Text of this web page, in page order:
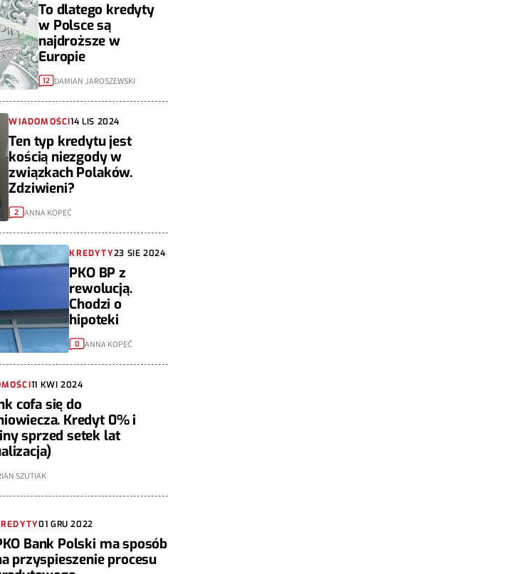
To dlatego kredyty
w Polsce są
najdroższe w
Europie
12 DAMIAN JAROSZEWSKI
WIADOMOŚCI14 LIS 2024
Ten typ kredytu jest
kością niezgody w
związkach Polaków.
Zdziwieni?
2 ANNA KOPEĆ
KREDYTY23 SIE 2024
PKO BP z
rewolucją.
Chodzi o
hipoteki
0 ANNA KOPEĆ
11 KWI 2024
cofa się do
Kredyt 0% i
sprzed setek lat
SZUTIAK
01 GRU 2022
Bank Polski ma sposób
przyspieszenie procesu